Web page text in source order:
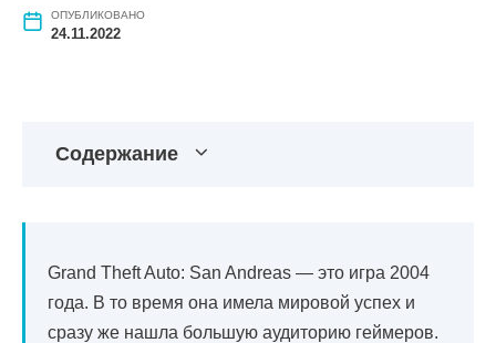
ОПУБЛИКОВАНО
24.11.2022
Содержание
Grand Theft Auto: San Andreas — это игра 2004
года. В то время она имела мировой успех и
сразу же нашла большую аудиторию геймеров.